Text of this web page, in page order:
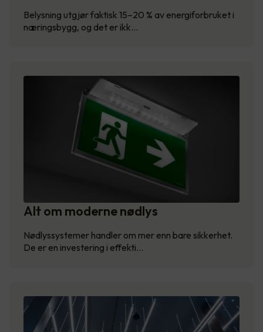
Belysning utgjør faktisk 15–20 % av energiforbruket i
næringsbygg, og det er ikk…
Alt om moderne nødlys
Nødlyssystemer handler om mer enn bare sikkerhet.
De er en investering i effekti…